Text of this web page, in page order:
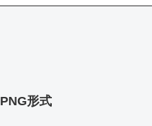
PNG形式